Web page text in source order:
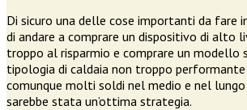
Di sicuro una delle cose importanti da fare
di andare a comprare un dispositivo di alto
troppo al risparmio e comprare un modello
tipologia di caldaia non troppo performante
comunque molti soldi nel medio e nel lungo
sarebbe stata un’ottima strategia.